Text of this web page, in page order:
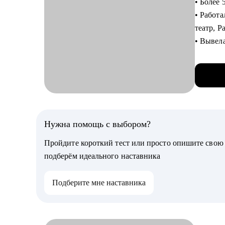
•
Кому
•
• Более
•
театр,
•
2ГИС.
•
•
Нужна помощь с выбором?
Пройдите короткий тест или просто опишите
подберём идеального наставника
Подберите мне наставника